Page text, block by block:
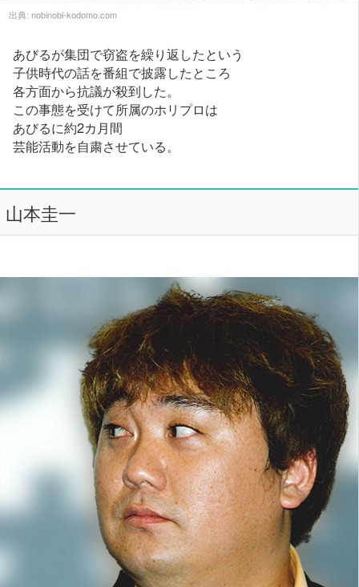
出典: nobinobi-kodomo.com
あびるが集団で窃盗を繰り返したという
子供時代の話を番組で披露したところ
各方面から抗議が殺到した。
この事態を受けて所属のホリプロは
あびるに約2カ月間
芸能活動を自粛させている。
山本圭一